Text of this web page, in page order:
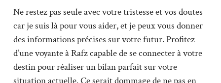
Ne restez pas seule avec votre tristesse et vos doutes
car je suis là pour vous aider, et je peux vous donner
des informations précises sur votre futur. Profitez
d’une voyante à Rafz capable de se connecter à votre
destin pour réaliser un bilan parfait sur votre